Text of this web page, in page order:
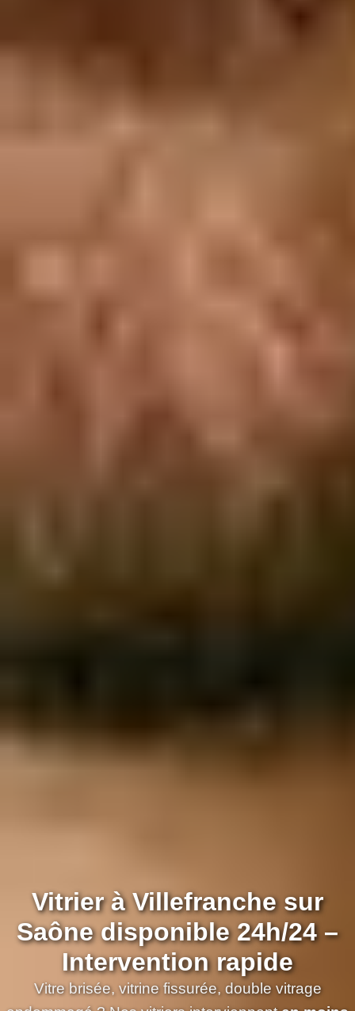
Vitrier à Villefranche sur
Saône disponible 24h/24 –
Intervention rapide
Vitre brisée, vitrine fissurée, double vitrage